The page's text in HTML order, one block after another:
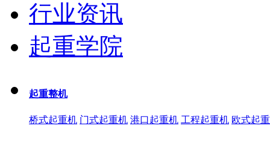
行业资讯
起重学院
起重整机
桥式起重机 门式起重机 港口起重机 工程起重机 欧式起